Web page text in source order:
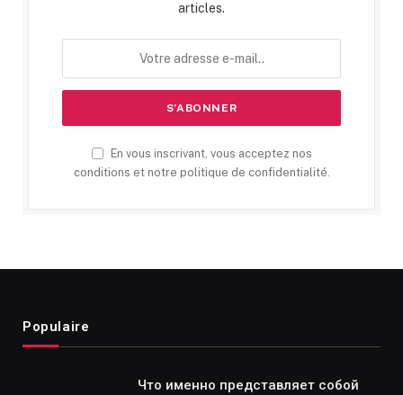
articles.
En vous inscrivant, vous acceptez nos
conditions et notre politique de confidentialité.
Populaire
Что именно представляет собой